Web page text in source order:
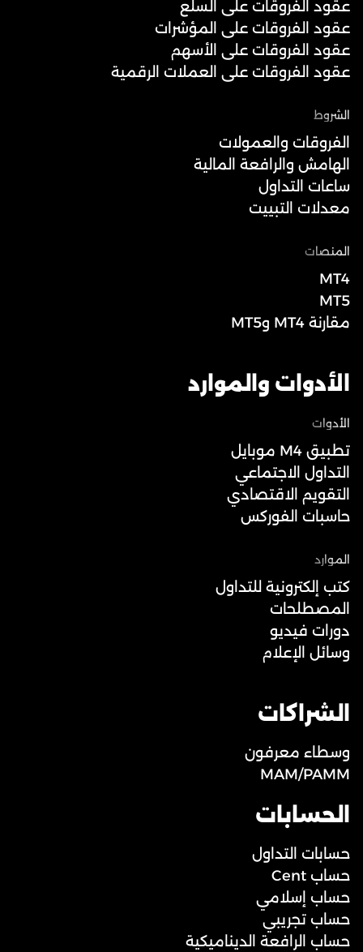
عقود الفروقات على السلع
عقود الفروقات على المؤشرات
عقود الفروقات على الأسهم
عقود الفروقات على العملات الرقمية
الشروط
الفروقات والعمولات
الهامش والرافعة المالية
ساعات التداول
معدلات التبييت
المنصات
MT4
MT5
مقارنة MT4 وMT5
الأدوات والموارد
الأدوات
تطبيق M4 موبايل
التداول الاجتماعي
التقويم الاقتصادي
حاسبات الفوركس
الموارد
كتب إلكترونية للتداول
المصطلحات
دورات فيديو
وسائل الإعلام
الشراكات
وسطاء معرفون
MAM/PAMM
الحسابات
حسابات التداول
حساب Cent
حساب إسلامي
حساب تجريبي
حساب الرافعة الديناميكية